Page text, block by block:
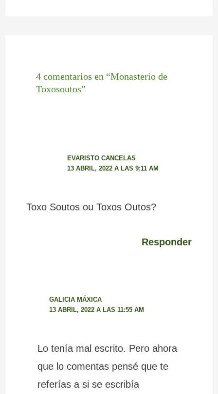
4 comentarios en “Monasterio de
Toxosoutos”
EVARISTO CANCELAS
13 ABRIL, 2022 A LAS 9:11 AM
Toxo Soutos ou Toxos Outos?
Responder
GALICIA MÁXICA
13 ABRIL, 2022 A LAS 11:55 AM
Lo tenía mal escrito. Pero ahora
que lo comentas pensé que te
referías a si se escribía